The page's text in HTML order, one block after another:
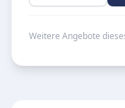
Weitere Angebote